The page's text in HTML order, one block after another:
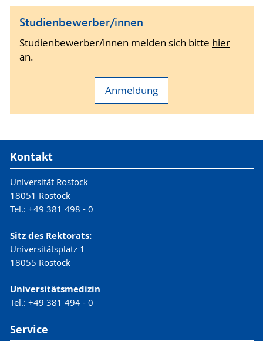
Studienbewerber/innen
Studienbewerber/innen melden sich bitte hier
an.
Anmeldung
Kontakt
Universität Rostock
18051 Rostock
Tel.: +49 381 498 - 0
Sitz des Rektorats:
Universitätsplatz 1
18055 Rostock
Universitätsmedizin
Tel.: +49 381 494 - 0
Service